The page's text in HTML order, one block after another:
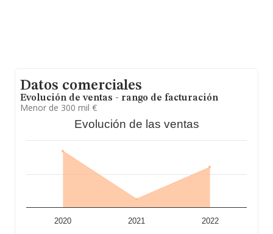
Datos comerciales
Evolución de ventas - rango de facturación
Menor de 300 mil €
Evolución de las ventas
2020 2021 2022